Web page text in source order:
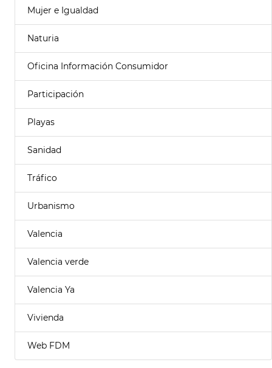
Mujer e Igualdad
Naturia
Oficina Información Consumidor
Participación
Playas
Sanidad
Tráfico
Urbanismo
Valencia
Valencia verde
Valencia Ya
Vivienda
Web FDM